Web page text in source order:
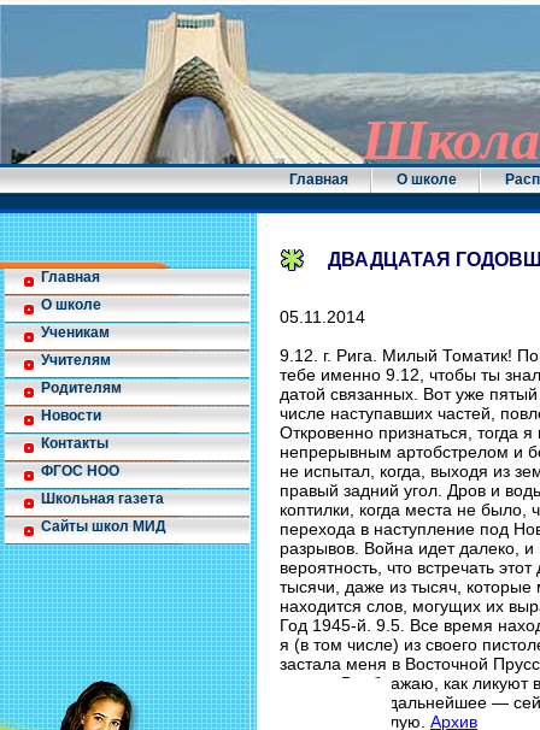
Школа
Главная О школе
Главная
О школе
Ученикам
Учителям
Родителям
Новости
Контакты
ФГОС НОО
Школьная газета
Сайты школ МИД
ДВАДЦАТАЯ
05.11.2014
9.12. г. Рига. Милый Томатик!
тебе именно 9.12, чтобы ты
датой связанных. Вот уже
числе наступавших частей,
Откровенно признаться, тогда
непрерывным артобстрелом и
не испытал, когда, выходя из
правый задний угол. Дров и
коптилки, когда места не
перехода в наступление под
разрывов. Война идет далеко,
вероятность, что встречать
тысячи, даже из тысяч,
находится слов, могущих их
Год 1945-й. 9.5. Все время
я (в том числе) из своего
застала меня в Восточной
митинг. Воображаю, как
Каково будет дальнейшее —
огромный. Целую. Архив